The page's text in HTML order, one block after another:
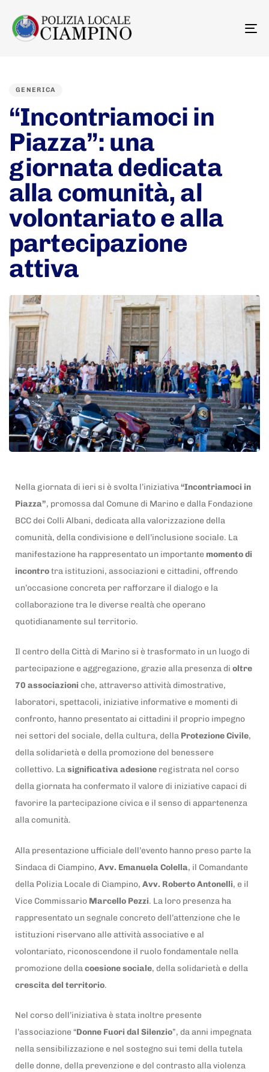
GENERICA
“Incontriamoci in
Piazza”: una
giornata dedicata
alla comunità, al
volontariato e alla
partecipazione
attiva
Nella giornata di ieri si è svolta l’iniziativa“Incontriamoci in
Piazza”, promossa dal Comune di Marino e dalla Fondazione
BCC dei Colli Albani, dedicata alla valorizzazione della
comunità, della condivisione e dell’inclusione sociale. La
manifestazione ha rappresentato un importante momento di
incontrotra istituzioni, associazioni e cittadini, offrendo
un’occasione concreta per rafforzare il dialogo e la
collaborazione tra le diverse realtà che operano
quotidianamente sul territorio.
Il centro della Città di Marino si è trasformato in un luogo di
partecipazione e aggregazione, grazie alla presenza di oltre
70 associazioni che, attraverso attività dimostrative,
laboratori, spettacoli, iniziative informative e momenti di
confronto, hanno presentato ai cittadini il proprio impegno
nei settori del sociale, della cultura, della Protezione Civile,
della solidarietà e della promozione del benessere
collettivo. Lasignificativa adesione registrata nel corso
della giornata ha confermato il valore di iniziative capaci di
favorire la partecipazione civica e il senso di appartenenza
alla comunità.
Alla presentazione ufficiale dell’evento hanno preso parte la
Sindaca di Ciampino, Avv. Emanuela Colella, il Comandante
della Polizia Locale di Ciampino, Avv. Roberto Antonelli, e il
Vice Commissario Marcello Pezzi. La loro presenza ha
rappresentato un segnale concreto dell’attenzione che le
istituzioni riservano alle attività associative e al
volontariato, riconoscendone il ruolo fondamentale nella
promozione dellacoesione sociale, della solidarietà e della
crescita del territorio.
Nel corso dell’iniziativa è stata inoltre presente
l’associazione “Donne Fuori dal Silenzio”, da anni impegnata
nella sensibilizzazione e nel sostegno sui temi della tutela
delle donne, della prevenzione e del contrasto alla violenza